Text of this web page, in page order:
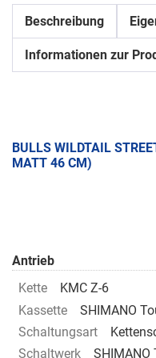
Beschreibung
Informationen zur
BULLS WILDTAIL
MATT 46 CM)
Antrieb
Kette
KMC Z-6
Kassette
SHIMANO
Schaltungsart
Schaltwerk
SHIMANO